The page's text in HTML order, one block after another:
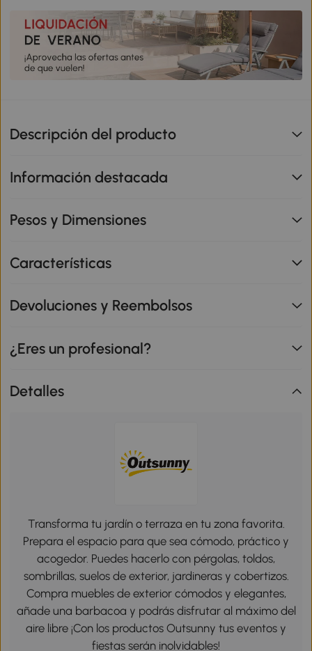
Descripción del producto
Información destacada
Pesos y Dimensiones
Características
Devoluciones y Reembolsos
¿Eres un profesional?
Detalles
Transforma tu jardín o terraza en tu zona favorita.
Prepara el espacio para que sea cómodo, práctico y
acogedor. Puedes hacerlo con pérgolas, toldos,
sombrillas, suelos de exterior, jardineras y cobertizos.
Compra muebles de exterior cómodos y elegantes,
añade una barbacoa y podrás disfrutar al máximo del
aire libre ¡Con los productos Outsunny tus eventos y
fiestas serán inolvidables!